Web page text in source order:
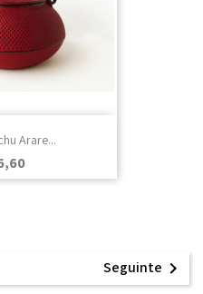
Arare...
Seguinte 